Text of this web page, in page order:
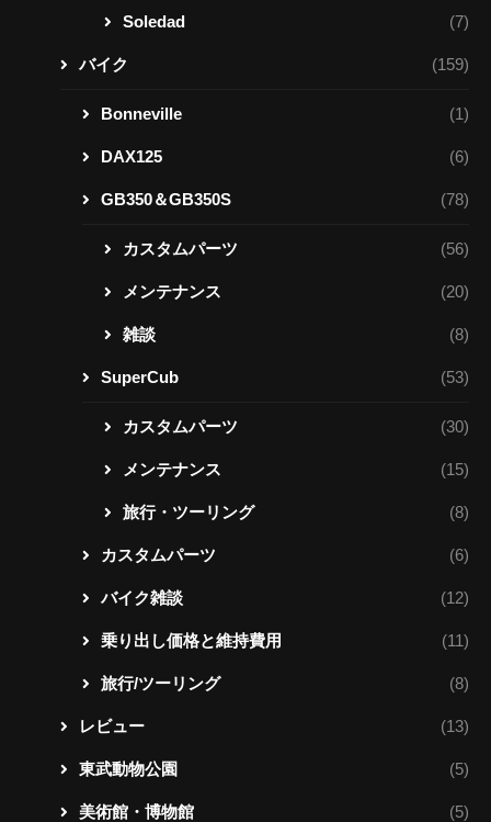
Soledad (7)
バイク (159)
Bonneville (1)
DAX125 (6)
GB350＆GB350S (78)
カスタムパーツ (56)
メンテナンス (20)
雑談 (8)
SuperCub (53)
カスタムパーツ (30)
メンテナンス (15)
旅行・ツーリング (8)
カスタムパーツ (6)
バイク雑談 (12)
乗り出し価格と維持費用 (11)
旅行/ツーリング (8)
レビュー (13)
東武動物公園 (5)
美術館・博物館 (5)